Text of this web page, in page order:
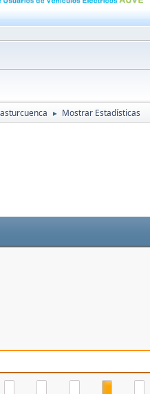
► Mostrar Estadísticas